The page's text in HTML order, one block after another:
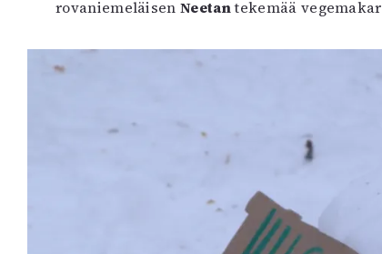
rovaniemeläisenNeetantekemää